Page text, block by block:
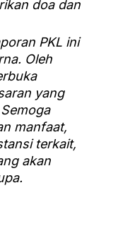
doa dan
PKL ini
Oleh
yang
manfaat,
terkait,
akan